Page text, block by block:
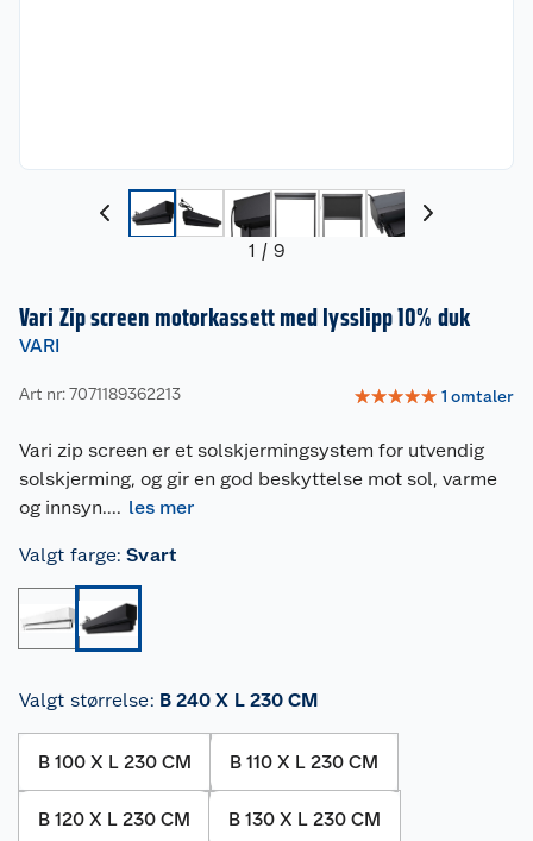
1 / 9
Vari Zip screen motorkassett med lysslipp 10% duk
VARI
Art nr: 7071189362213 ☆☆☆☆☆ 1 omtaler
Vari zip screen er et solskjermingsystem for utvendig
solskjerming, og gir en god beskyttelse mot sol, varme
og innsyn.... les mer
Valgt farge: Svart
Valgt størrelse: B 240 X L 230 CM
B 100 X L 230 CM B 110 X L 230 CM
B 120 X L 230 CM B 130 X L 230 CM